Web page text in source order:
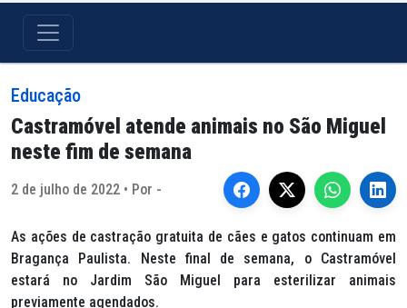
Educação
Castramóvel atende animais no São Miguel
neste fim de semana
2 de julho de 2022 • Por -
As ações de castração gratuita de cães e gatos continuam em
Bragança Paulista. Neste final de semana, o Castramóvel
estará no Jardim São Miguel para esterilizar animais
previamente agendados.